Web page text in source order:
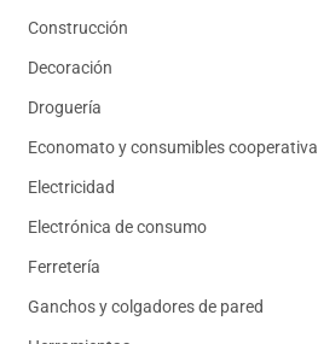
Construcción
Decoración
Droguería
Economato y consumibles cooperativa
Electricidad
Electrónica de consumo
Ferretería
Ganchos y colgadores de pared